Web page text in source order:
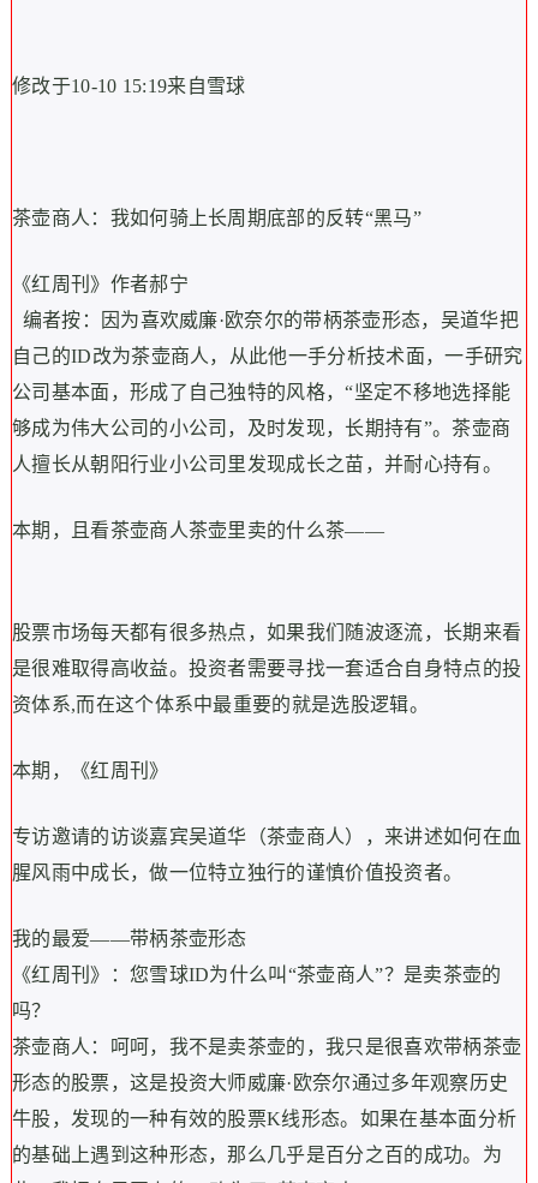
修改于10-10 15:19来自雪球
茶壶商人：我如何骑上长周期底部的反转“黑马”
《红周刊》作者郝宁
编者按：因为喜欢威廉·欧奈尔的带柄茶壶形态，吴道华把
自己的ID改为茶壶商人，从此他一手分析技术面，一手研究
公司基本面，形成了自己独特的风格，“坚定不移地选择能
够成为伟大公司的小公司，及时发现，长期持有”。茶壶商
人擅长从朝阳行业小公司里发现成长之苗，并耐心持有。
本期，且看茶壶商人茶壶里卖的什么茶——
股票市场每天都有很多热点，如果我们随波逐流，长期来看
是很难取得高收益。投资者需要寻找一套适合自身特点的投
资体系,而在这个体系中最重要的就是选股逻辑。
本期，《红周刊》
专访邀请的访谈嘉宾吴道华（茶壶商人），来讲述如何在血
腥风雨中成长，做一位特立独行的谨慎价值投资者。
我的最爱——带柄茶壶形态
《红周刊》：您雪球ID为什么叫“茶壶商人”？是卖茶壶的
吗？
茶壶商人：呵呵，我不是卖茶壶的，我只是很喜欢带柄茶壶
形态的股票，这是投资大师威廉·欧奈尔通过多年观察历史
牛股，发现的一种有效的股票K线形态。如果在基本面分析
的基础上遇到这种形态，那么几乎是百分之百的成功。为